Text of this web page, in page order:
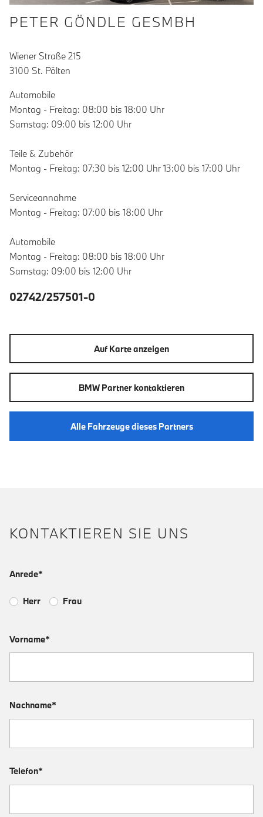
PETER GÖNDLE GESMBH
Wiener Straße 215
3100 St. Pölten
Automobile
Montag - Freitag: 08:00 bis 18:00 Uhr
Samstag: 09:00 bis 12:00 Uhr
Teile & Zubehör
Montag - Freitag: 07:30 bis 12:00 Uhr 13:00 bis 17:00 Uhr
Serviceannahme
Montag - Freitag: 07:00 bis 18:00 Uhr
Automobile
Montag - Freitag: 08:00 bis 18:00 Uhr
Samstag: 09:00 bis 12:00 Uhr
02742/257501-0
Auf Karte anzeigen
BMW Partner kontaktieren
Alle Fahrzeuge dieses Partners
KONTAKTIEREN SIE UNS
Anrede*
Herr Frau
Vorname*
Nachname*
Telefon*